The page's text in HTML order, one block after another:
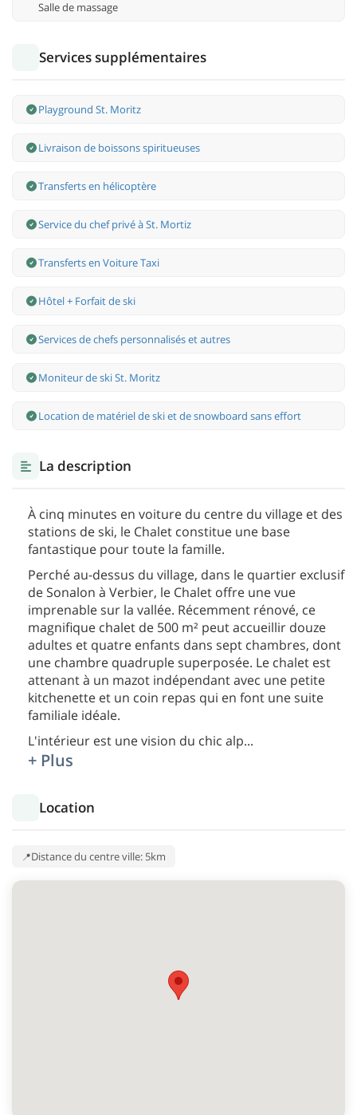
Salle de massage
Services supplémentaires
Playground St. Moritz
Livraison de boissons spiritueuses
Transferts en hélicoptère
Service du chef privé à St. Mortiz
Transferts en Voiture Taxi
Hôtel + Forfait de ski
Services de chefs personnalisés et autres
Moniteur de ski St. Moritz
Location de matériel de ski et de snowboard sans effort
La description
À cinq minutes en voiture du centre du village et des
stations de ski, le Chalet constitue une base
fantastique pour toute la famille.
Perché au-dessus du village, dans le quartier exclusif
de Sonalon à Verbier, le Chalet offre une vue
imprenable sur la vallée. Récemment rénové, ce
magnifique chalet de 500 m² peut accueillir douze
adultes et quatre enfants dans sept chambres, dont
une chambre quadruple superposée. Le chalet est
attenant à un mazot indépendant avec une petite
kitchenette et un coin repas qui en font une suite
familiale idéale.
L'intérieur est une vision du chic alp...
+ Plus
Location
Distance du centre ville: 5km